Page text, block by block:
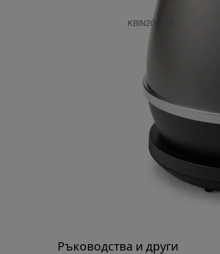
KBIN2001.TB
Ръководства и други